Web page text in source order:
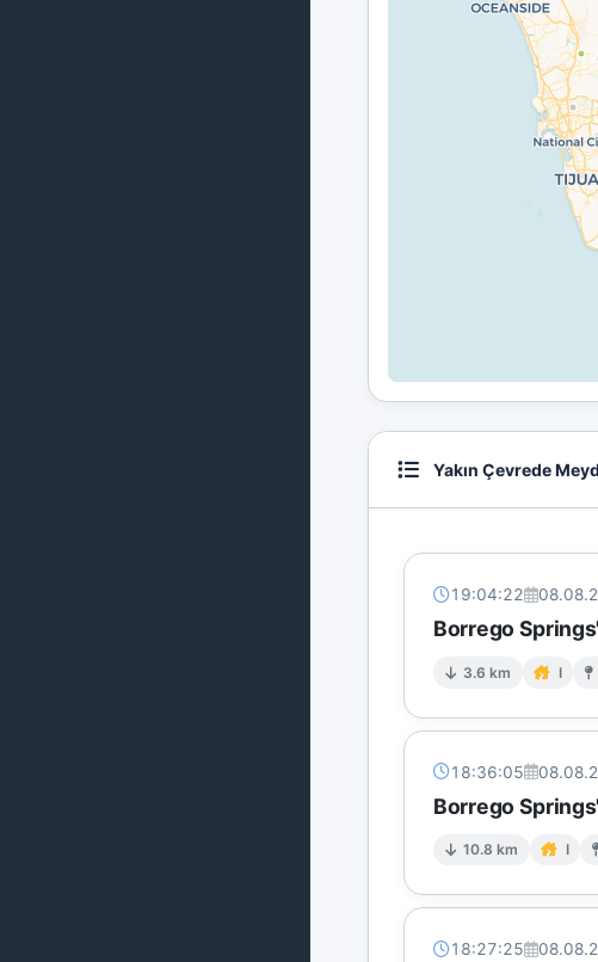
Yakın Çevrede
19:04:22
Borrego
3.6 km I
18:36:05
Borrego
10.8 km I
18:27:25